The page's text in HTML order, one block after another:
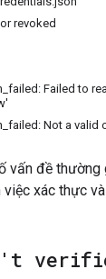
revoked
Failed to
Not a valid
vấn đề thường
xác thực và